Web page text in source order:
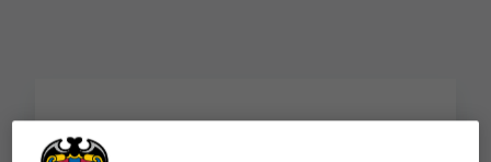
Roger: "Its nice to have